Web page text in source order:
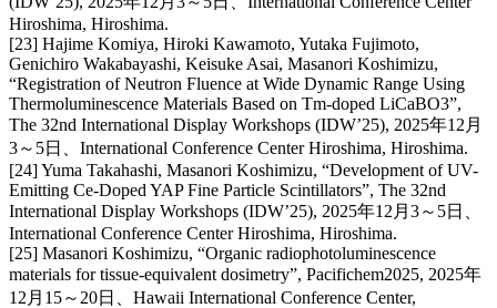
Hiroshima, Hiroshima.
[23] Hajime Komiya, Hiroki Kawamoto, Yutaka Fujimoto,
Genichiro Wakabayashi, Keisuke Asai, Masanori Koshimizu,
“Registration of Neutron Fluence at Wide Dynamic Range Using
Thermoluminescence Materials Based on Tm-doped LiCaBO3”,
The 32nd International Display Workshops (IDW’25), 2025年12月
3～5日、International Conference Center Hiroshima, Hiroshima.
[24] Yuma Takahashi, Masanori Koshimizu, “Development of UV-
Emitting Ce-Doped YAP Fine Particle Scintillators”, The 32nd
International Display Workshops (IDW’25), 2025年12月3～5日、
International Conference Center Hiroshima, Hiroshima.
[25] Masanori Koshimizu, “Organic radiophotoluminescence
materials for tissue-equivalent dosimetry”, Pacifichem2025, 2025年
12月15～20日、Hawaii International Conference Center,